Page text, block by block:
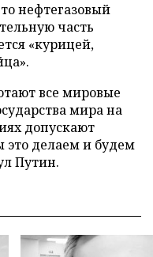
нефтегазовый
часть
«курицей,
все мировые
мира на
допускают
это делаем и будем
Путин.